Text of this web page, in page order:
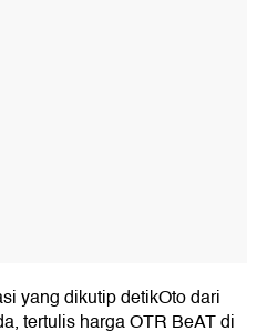
yang dikutip detikOto dari
tertulis harga OTR BeAT di